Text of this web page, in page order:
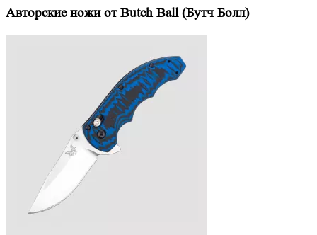
Авторские ножи от Butch Ball (Бутч Болл)